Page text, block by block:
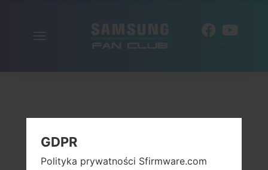
GDPR
Polityka prywatności Sfirmware.com